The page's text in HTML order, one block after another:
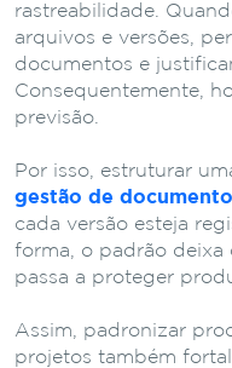
rastreabilidade.
arquivos e versões,
documentos e
Consequentemente,
previsão.
Por isso, estruturar
gestão de
cada versão esteja
forma, o padrão deixa
passa a proteger
Assim, padronizar
projetos também